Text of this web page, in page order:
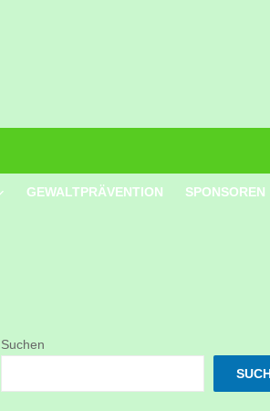
GEWALTPRÄVENTION SPONSOREN
Suchen